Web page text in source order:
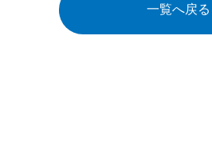
一覧へ戻る